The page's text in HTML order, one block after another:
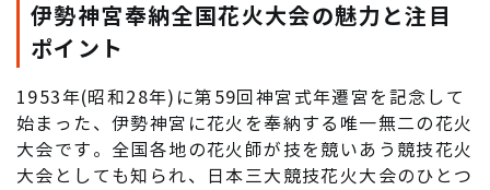
伊勢神宮奉納全国花火大会の魅力と注目
ポイント
1953年(昭和28年)に第59回神宮式年遷宮を記念して
始まった、伊勢神宮に花火を奉納する唯一無二の花火
大会です。全国各地の花火師が技を競いあう競技花火
大会としても知られ、日本三大競技花火大会のひとつ